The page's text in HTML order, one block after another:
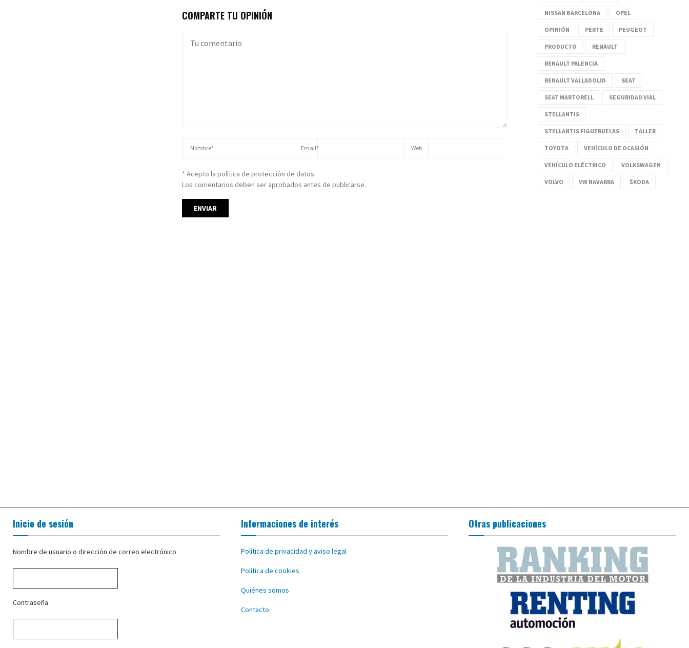
COMPARTE TU OPINIÓN
* Acepto la política de protección de datos.
Los comentarios deben ser aprobados antes de publicarse.
NISSAN BARCELONA OPEL
OPINIÓN PERTE PEUGEOT
PRODUCTO RENAULT
RENAULT PALENCIA
RENAULT VALLADOLID SEAT
SEAT MARTORELL SEGURIDAD VIAL
STELLANTIS
STELLANTIS FIGUERUELAS TALLER
TOYOTA VEHÍCULO DE OCASIÓN
VEHÍCULO ELÉCTRICO VOLKSWAGEN
VOLVO VW NAVARRA ŠKODA
Inicio de sesión
Nombre de usuario o dirección de correo electrónico
Contraseña
Informaciones de interés
Política de privacidad y aviso legal
Política de cookies
Quiénes somos
Contacto
Otras publicaciones